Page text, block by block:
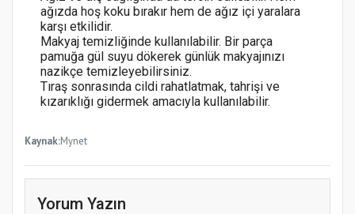
ağızda hoş koku bırakır hem de ağız içi yaralara
karşı etkilidir.
Makyaj temizliğinde kullanılabilir. Bir parça
pamuğa gül suyu dökerek günlük makyajınızı
nazikçe temizleyebilirsiniz.
Tıraş sonrasında cildi rahatlatmak, tahrişi ve
kızarıklığı gidermek amacıyla kullanılabilir.
Kaynak:Mynet
Yorum Yazın